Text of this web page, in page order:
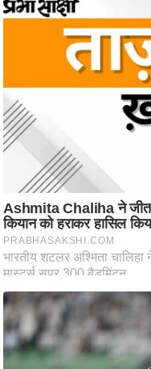
जी
फै
श
न
रे
लू
नु
स्खे
प
र्य
ट
न
स्थ